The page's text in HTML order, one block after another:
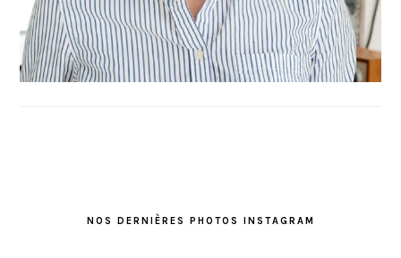
NOS DERNIÈRES PHOTOS INSTAGRAM